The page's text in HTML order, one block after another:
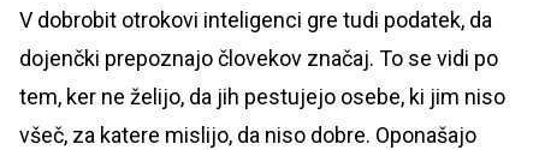
V dobrobit otrokovi inteligenci gre tudi podatek, da
dojenčki prepoznajo človekov značaj. To se vidi po
tem, ker ne želijo, da jih pestujejo osebe, ki jim niso
všeč, za katere mislijo, da niso dobre. Oponašajo